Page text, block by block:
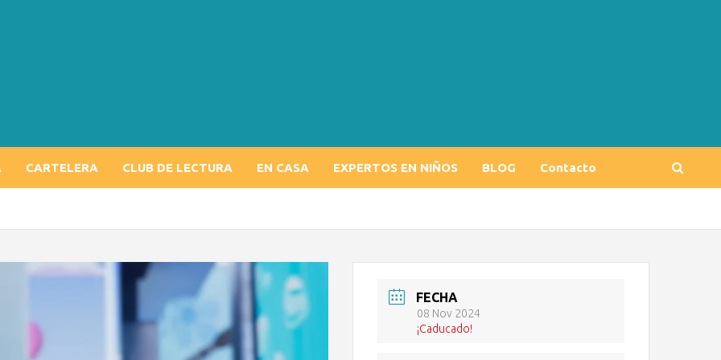
CARTELERA CLUB DE LECTURA EN CASA EXPERTOS EN NIÑOS BLOG Contacto
FECHA
08 Nov 2024
¡Caducado!